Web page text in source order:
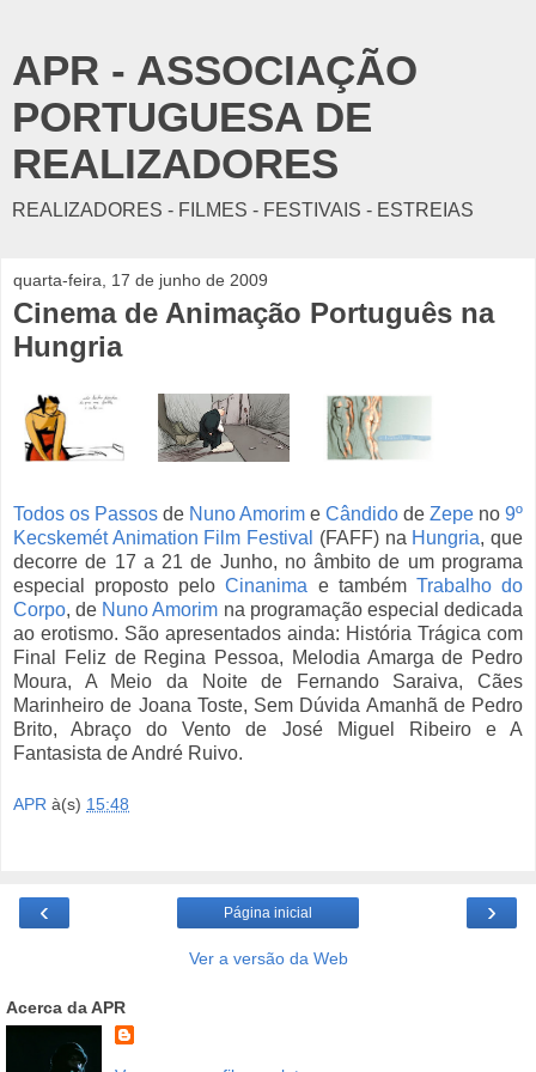
APR - ASSOCIAÇÃO
PORTUGUESA DE
REALIZADORES
REALIZADORES - FILMES - FESTIVAIS - ESTREIAS
quarta-feira, 17 de junho de 2009
Cinema de Animação Português na
Hungria
Todos os Passos de Nuno Amorim e Cândido de Zepe no 9º
Kecskemét Animation Film Festival
(FAFF) na Hungria, que
decorre de 17 a 21 de Junho, no âmbito de um programa
especial proposto peloCinanima e também Trabalho do
Corpo, de Nuno Amorim na programação especial dedicada
ao erotismo. São apresentados ainda: História Trágica com
Final Feliz de Regina Pessoa, Melodia Amarga de Pedro
Moura, A Meio da Noite de Fernando Saraiva, Cães
Marinheiro de Joana Toste, Sem Dúvida Amanhã de Pedro
Brito, Abraço do Vento de José Miguel Ribeiro e A
Fantasista de André Ruivo.
APR à(s) 15:48
‹ ›
Página inicial
Ver a versão da Web
Acerca da APR